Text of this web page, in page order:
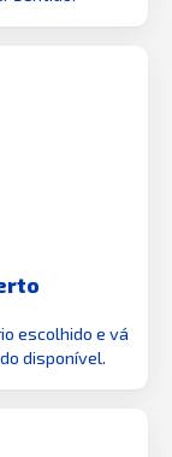
escolhido e vá
disponível.